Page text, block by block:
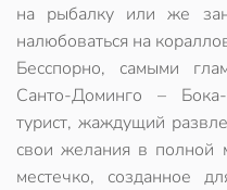
на рыбалку или же
налюбоваться на
Бесспорно, самыми
Санто-Доминго –
турист, жаждущий
свои желания в полной
местечко, созданное